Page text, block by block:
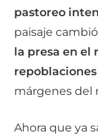
pastoreo
paisaje
la presa en el
márgenes del
Ahora que ya